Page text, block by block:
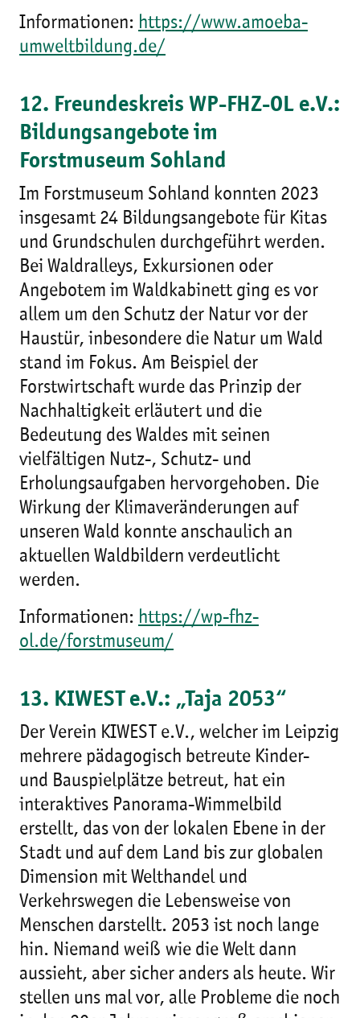
Informationen: https://www.amoeba-
umweltbildung.de/
12. Freundeskreis WP-FHZ-OL e.V.:
Bildungsangebote im
Forstmuseum Sohland
Im Forstmuseum Sohland konnten 2023
insgesamt 24 Bildungsangebote für Kitas
und Grundschulen durchgeführt werden.
Bei Waldralleys, Exkursionen oder
Angebotem im Waldkabinett ging es vor
allem um den Schutz der Natur vor der
Haustür, inbesondere die Natur um Wald
stand im Fokus. Am Beispiel der
Forstwirtschaft wurde das Prinzip der
Nachhaltigkeit erläutert und die
Bedeutung des Waldes mit seinen
vielfältigen Nutz-, Schutz- und
Erholungsaufgaben hervorgehoben. Die
Wirkung der Klimaveränderungen auf
unseren Wald konnte anschaulich an
aktuellen Waldbildern verdeutlicht
werden.
Informationen: https://wp-fhz-
ol.de/forstmuseum/
13. KIWEST e.V.: „Taja 2053“
Der Verein KIWEST e.V., welcher im Leipzig
mehrere pädagogisch betreute Kinder-
und Bauspielplätze betreut, hat ein
interaktives Panorama-Wimmelbild
erstellt, das von der lokalen Ebene in der
Stadt und auf dem Land bis zur globalen
Dimension mit Welthandel und
Verkehrswegen die Lebensweise von
Menschen darstellt. 2053 ist noch lange
hin. Niemand weiß wie die Welt dann
aussieht, aber sicher anders als heute. Wir
stellen uns mal vor, alle Probleme die noch